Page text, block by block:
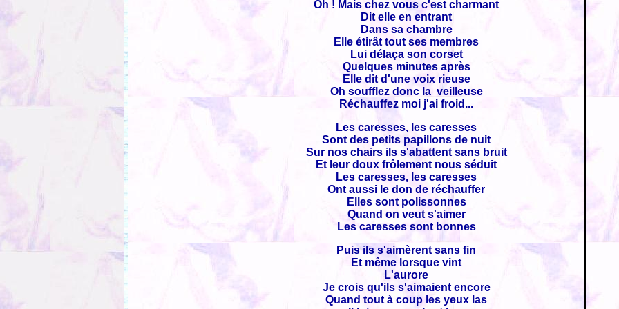
Oh ! Mais chez vous c'est charmant
Dit elle en entrant
Dans sa chambre
Elle étirât tout ses membres
Lui délaça son corset
Quelques minutes après
Elle dit d'une voix rieuse
Oh soufflez donc la veilleuse
Réchauffez moi j'ai froid...
Les caresses, les caresses
Sont des petits papillons de nuit
Sur nos chairs ils s'abattent sans bruit
Et leur doux frôlement nous séduit
Les caresses, les caresses
Ont aussi le don de réchauffer
Elles sont polissonnes
Quand on veut s'aimer
Les caresses sont bonnes
Puis ils s'aimèrent sans fin
Et même lorsque vint
L'aurore
Je crois qu'ils s'aimaient encore
Quand tout à coup les yeux las